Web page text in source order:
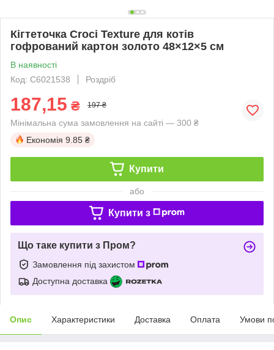
Кігтеточка Croci Texture для котів
гофрований картон золото 48×12×5 см
В наявності
Код: C6021538
Роздріб
187,15 ₴ 197 ₴
Мінімальна сума замовлення на сайті — 300 ₴
Економія 9.85 ₴
Купити
або
Купити з
Що таке купити з Пром?
Замовлення під захистом
Доступна доставка
Опис Характеристики Доставка Оплата Умови